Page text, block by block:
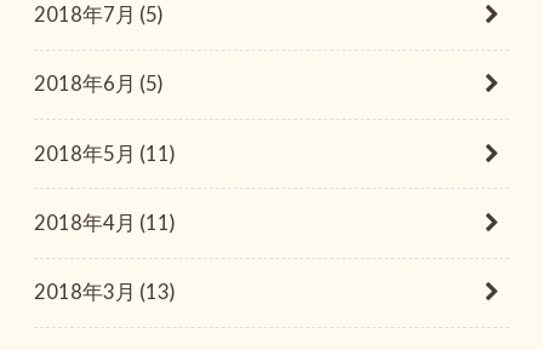
2018年7月 (5)
2018年6月 (5)
2018年5月 (11)
2018年4月 (11)
2018年3月 (13)